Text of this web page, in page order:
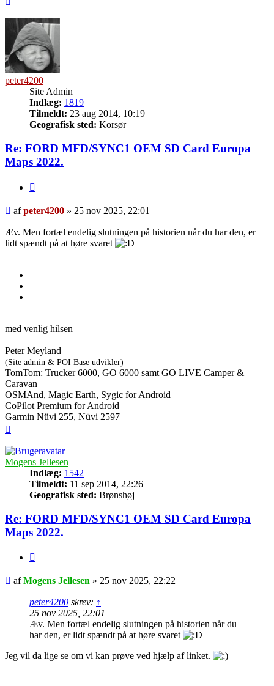
peter4200
Site Admin
Indlæg: 1819
Tilmeldt: 23 aug 2014, 10:19
Geografisk sted: Korsør
Re: FORD MFD/SYNC1 OEM SD Card Europa
Maps 2022.
Indlæg
afpeter4200 » 25 nov 2025, 22:01
Æv. Men fortæl endelig slutningen på historien når du har den, er
lidt spændt på at høre svaret
med venlig hilsen
Peter Meyland
(Site admin & POI Base udvikler)
TomTom: Trucker 6000, GO 6000 samt GO LIVE Camper &
Caravan
OSMAnd, Magic Earth, Sygic for Android
CoPilot Premium for Android
Garmin Nüvi 255, Nüvi 2597
Mogens Jellesen
Indlæg: 1542
Tilmeldt: 11 sep 2014, 22:26
Geografisk sted: Brønshøj
Re: FORD MFD/SYNC1 OEM SD Card Europa
Maps 2022.
Indlæg
afMogens Jellesen » 25 nov 2025, 22:22
peter4200 skrev: ↑
25 nov 2025, 22:01
Æv. Men fortæl endelig slutningen på historien når du
har den, er lidt spændt på at høre svaret
Jeg vil da lige se om vi kan prøve ved hjælp af linket.